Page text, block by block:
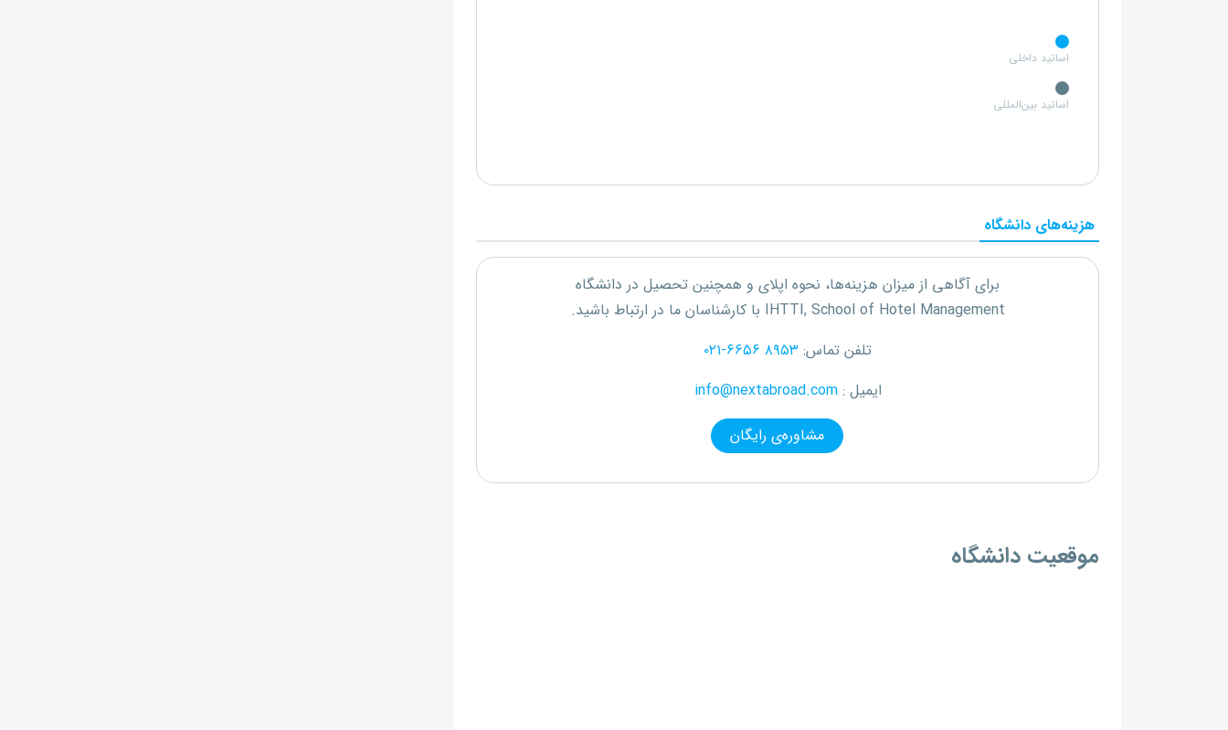
اساتید داخلی
اساتید بین‌المللی
هزینه‌های دانشگاه
برای آگاهی از میزان هزینه‌ها، نحوه اپلای و همچنین تحصیل در دانشگاه
IHTTI, School of Hotel Management با کارشناسان ما در ارتباط باشید.
تلفن تماس: ۰۲۱-۶۶۵۶ ۸۹۵۳
ایمیل :info@nextabroad.com
مشاوره‌ی رایگان
موقعیت دانشگاه